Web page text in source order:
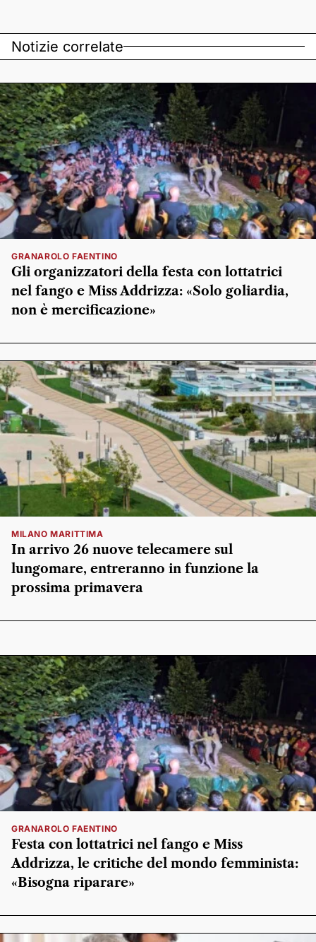
Notizie correlate
GRANAROLO FAENTINO
Gli organizzatori della festa con lottatrici
nel fango e Miss Addrizza: «Solo goliardia,
non è mercificazione»
MILANO MARITTIMA
In arrivo 26 nuove telecamere sul
lungomare, entreranno in funzione la
prossima primavera
GRANAROLO FAENTINO
Festa con lottatrici nel fango e Miss
Addrizza, le critiche del mondo femminista:
«Bisogna riparare»